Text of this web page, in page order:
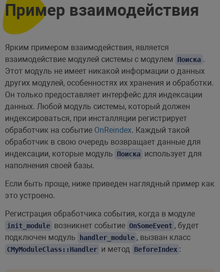
Пример взаимодействия
Ярким примером взаимодействия, является
взаимодействие модулей системы с модулем
Поиска .
Этот модуль не имеет никакой информации о данных
других модулей, особенностях их хранения и обработки.
Он только предоставляет интерфейс для индексации
данных. Любой модуль системы, который должен
индексироваться, при инсталляции регистрирует
обработчик на событие OnReindex. Каждый такой
обработчик в свою очередь возвращает данные для
индексации, которые модуль
Поиска использует для
наполнения своей базы.
Если быть проще, ниже приведен наглядный пример как
это устроено.
Регистрация обработчика события, когда в модуле
init_module возникнет событие OnSomeEvent , будет
подключен модуль
handler_module , вызван класс
CMyModuleClass::Handler и метод BeforeIndex :